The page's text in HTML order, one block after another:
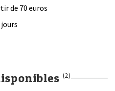
de 70 euros
(2)